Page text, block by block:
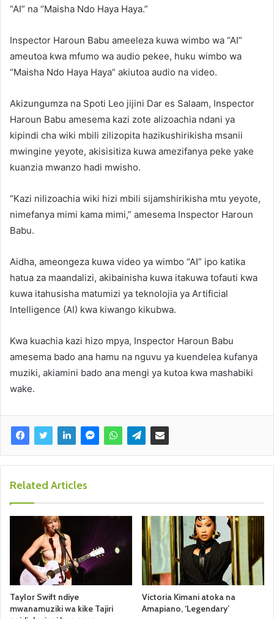
“AI” na “Maisha Ndo Haya Haya.”
Inspector Haroun Babu ameeleza kuwa wimbo wa “AI”
ameutoa kwa mfumo wa audio pekee, huku wimbo wa
“Maisha Ndo Haya Haya” akiutoa audio na video.
Akizungumza na Spoti Leo jijini Dar es Salaam, Inspector
Haroun Babu amesema kazi zote alizoachia ndani ya
kipindi cha wiki mbili zilizopita hazikushirikisha msanii
mwingine yeyote, akisisitiza kuwa amezifanya peke yake
kuanzia mwanzo hadi mwisho.
“Kazi nilizoachia wiki hizi mbili sijamshirikisha mtu yeyote,
nimefanya mimi kama mimi,” amesema Inspector Haroun
Babu.
Aidha, ameongeza kuwa video ya wimbo “AI” ipo katika
hatua za maandalizi, akibainisha kuwa itakuwa tofauti kwa
kuwa itahusisha matumizi ya teknolojia ya Artificial
Intelligence (AI) kwa kiwango kikubwa.
Kwa kuachia kazi hizo mpya, Inspector Haroun Babu
amesema bado ana hamu na nguvu ya kuendelea kufanya
muziki, akiamini bado ana mengi ya kutoa kwa mashabiki
wake.
Related Articles
Taylor Swift ndiye
mwanamuziki wa kike Tajiri
Victoria Kimani atoka na
Amapiano, ‘Legendary’